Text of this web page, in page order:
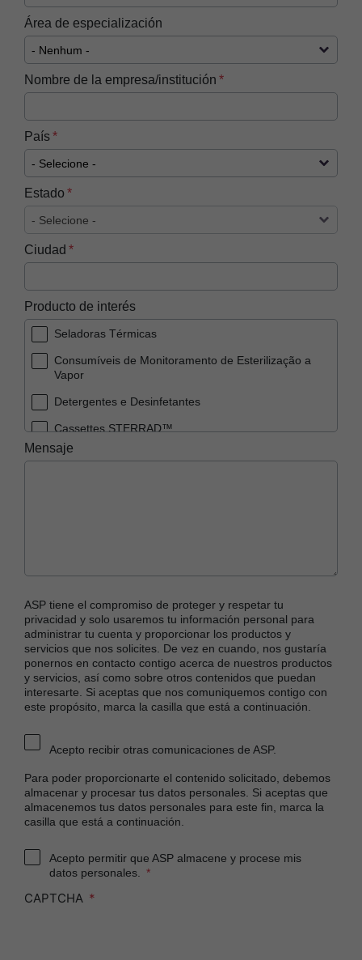
Área de especialización
Nombre de la empresa/institución
País
Estado
Ciudad
Producto de interés
Seladoras Térmicas
Consumíveis de Monitoramento de Esterilização a
Vapor
Detergentes e Desinfetantes
Cassettes STERRAD™
Sistemas STERRAD™
Mensaje
ASP tiene el compromiso de proteger y respetar tu
privacidad y solo usaremos tu información personal para
administrar tu cuenta y proporcionar los productos y
servicios que nos solicites. De vez en cuando, nos gustaría
ponernos en contacto contigo acerca de nuestros productos
y servicios, así como sobre otros contenidos que puedan
interesarte. Si aceptas que nos comuniquemos contigo con
este propósito, marca la casilla que está a continuación.
Acepto recibir otras comunicaciones de ASP.
Para poder proporcionarte el contenido solicitado, debemos
almacenar y procesar tus datos personales. Si aceptas que
almacenemos tus datos personales para este fin, marca la
casilla que está a continuación.
Acepto permitir que ASP almacene y procese mis
datos personales.
CAPTCHA